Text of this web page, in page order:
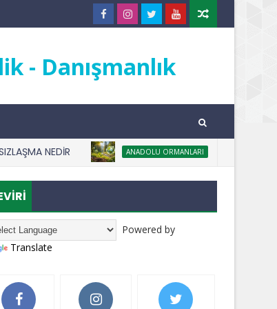
- Danışmanlık
NEDİR ANADOLU ORMANLARI AĞAÇ DİKMEK
Powered by
Translate